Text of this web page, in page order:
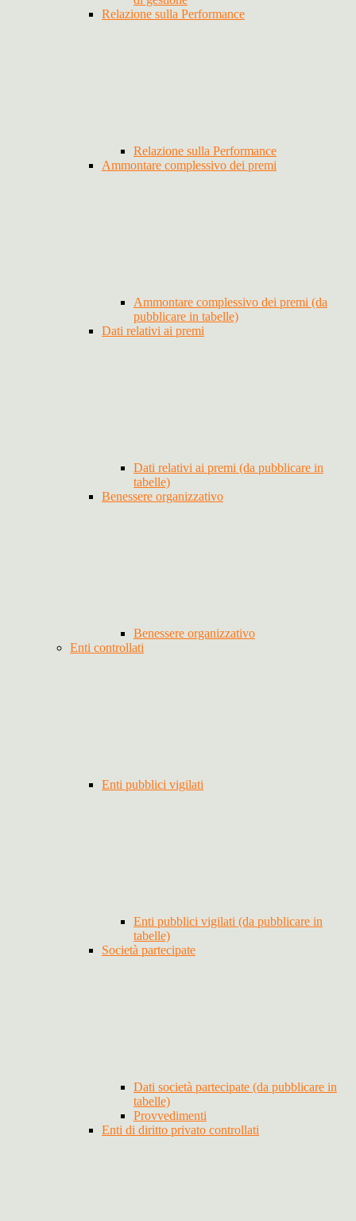
Relazione sulla Performance
Relazione sulla Performance
Ammontare complessivo dei premi
Ammontare complessivo dei premi (da
pubblicare in tabelle)
Dati relativi ai premi
Dati relativi ai premi (da pubblicare in
tabelle)
Benessere organizzativo
Benessere organizzativo
Enti controllati
Enti pubblici vigilati
Enti pubblici vigilati (da pubblicare in
tabelle)
Società partecipate
Dati società partecipate (da pubblicare in
tabelle)
Provvedimenti
Enti di diritto privato controllati